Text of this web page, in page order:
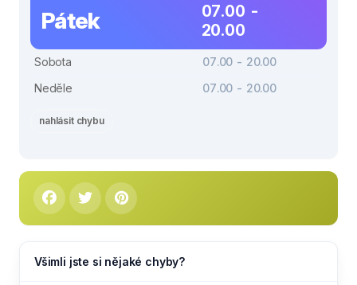
Pátek
07.00 -
20.00
Sobota
07.00 - 20.00
Neděle
07.00 - 20.00
nahlásit chybu
Všimli jste si nějaké chyby?